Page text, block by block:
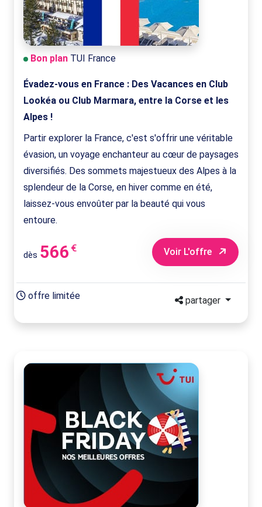
Bon plan TUI France
Évadez-vous en France : Des Vacances en Club
Lookéa ou Club Marmara, entre la Corse et les
Alpes !
Partir explorer la France, c'est s'offrir une véritable
évasion, un voyage enchanteur au cœur de paysages
diversifiés. Des sommets majestueux des Alpes à la
splendeur de la Corse, en hiver comme en été,
laissez-vous envoûter par la beauté qui vous
entoure.
dès 566 € Voir L'offre
offre limitée partager